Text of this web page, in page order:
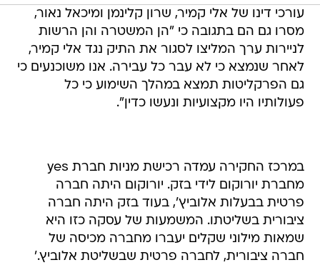
עורכי דינו של אלי קמיר, שרון קלינמן ומיכאל נאור,
מסרו גם הם בתגובה כי "הן המשטרה והן הרשות
לניירות ערך המליצו לסגור את התיק נגד אלי קמיר,
לאחר שנמצא כי לא עבר כל עבירה. אנו משוכנעים כי
גם הפרקליטות תמצא במהלך השימוע כי כל
פעולותיו היו מקצועיות ונעשו כדין".
במרכז החקירה עמדה רכישת מניות חברת yes
מחברת יורוקום לידי בזק. יורוקום היתה חברה
פרטית בבעלות אלוביץ', בעוד בזק היתה חברה
ציבורית בשליטתו. המשמעות של עסקה כזו היא
שמאות מילוני שקלים יעברו מחברה מכיסה של
חברה ציבורית, לחברה פרטית שבשליטת אלוביץ.'